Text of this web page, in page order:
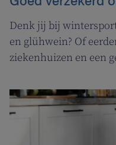
Denk jij bij
en glühwein? Of
ziekenhuizen en een
paparassenwerk wil
Mediphone Assist, de